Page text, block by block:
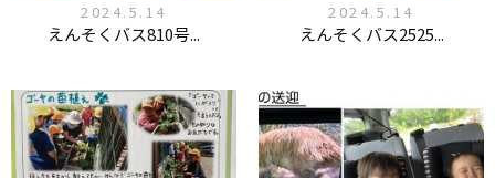
2024.5.14
えんそくバス810号...
2024.5.14
えんそくバス2525...